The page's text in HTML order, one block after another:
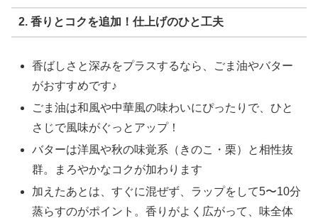
2. 香りとコクを追加！仕上げのひと工夫
香ばしさと深みをプラスするなら、ごま油やバター
がおすすめです♪
ごま油は和風や中華風の味わいにぴったりで、ひと
さじで風味がぐっとアップ！
バターは洋風や秋の味覚系（きのこ・栗）と相性抜
群。まろやかなコクが加わります
加えたあとは、すぐに混ぜず、ラップをして5〜10分
蒸らすのがポイント。香りがよく広がって、味全体